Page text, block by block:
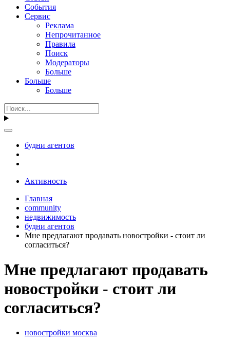
События
Сервис
Реклама
Непрочитанное
Правила
Поиск
Модераторы
Больше
Больше
Больше
будни агентов
Активность
Главная
community
недвижимость
будни агентов
Мне предлагают продавать новостройки - стоит ли
согласиться?
Мне предлагают продавать
новостройки - стоит ли
согласиться?
новостройки москва